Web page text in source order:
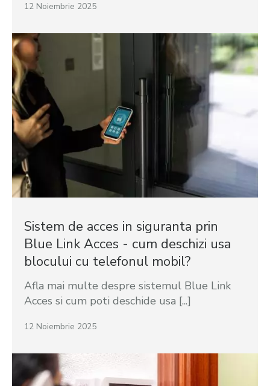
12 Noiembrie 2025
Sistem de acces in siguranta prin
Blue Link Acces - cum deschizi usa
blocului cu telefonul mobil?
Afla mai multe despre sistemul Blue Link
Acces si cum poti deschide usa [...]
12 Noiembrie 2025